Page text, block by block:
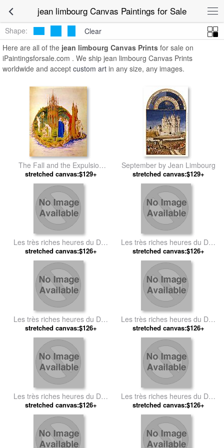
jean limbourg Canvas Paintings for Sale
Shape:
Clear
Here are all of the jean limbourg Canvas Prints for sale on
iPaintingsforsale.com . We ship jean limbourg Canvas Prints
worldwide and accept custom art in any size, any images.
The Fall and the Expulsion
from Paradise by Jean
Limbourg
stretched canvas:$129+
September by Jean Limbourg
stretched canvas:$129+
Les très riches heures du Duc
de Berry Fevrier (February) by
Jean Limbourg
stretched canvas:$126+
Les très riches heures du Duc
de Berry Mars (March) by
Jean Limbourg
stretched canvas:$126+
Les très riches heures du Duc
de Berry Aout (August) by
Jean Limbourg
stretched canvas:$126+
Les très riches heures du Duc
de Berry Décembre
(December) by Jean Limbourg
stretched canvas:$126+
Les très riches heures du Duc
de Berry by Jean Limbourg
stretched canvas:$126+
Les très riches heures du Duc
de Berry Janvier (January) by
Jean Limbourg
stretched canvas:$126+